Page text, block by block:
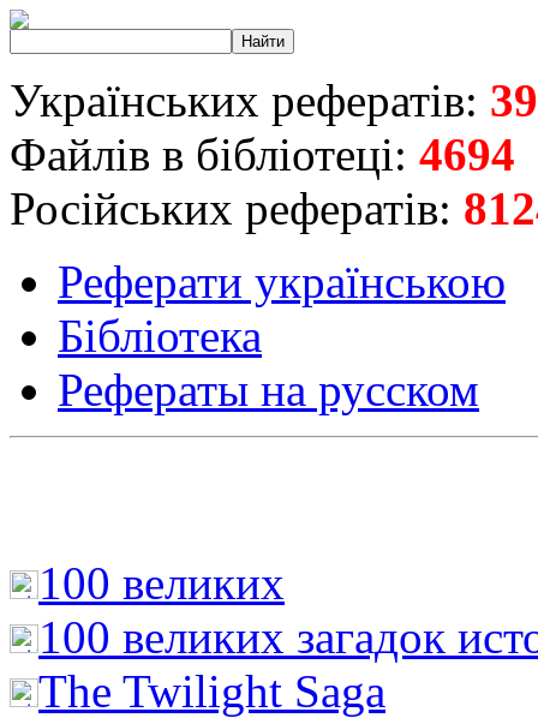
Українських рефератів:
Файлів в бібліотеці: 4694
Російських рефератів:
Реферати українською
Бібліотека
Рефераты на русском
100 великих
100 великих загадок
The Twilight Saga